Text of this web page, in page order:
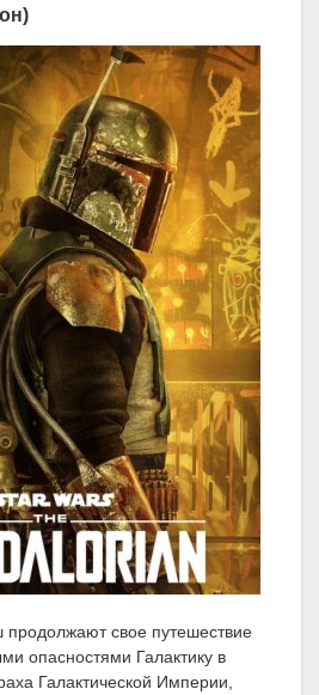
свое путешествие
опасностями Галактику в
Галактической Империи,